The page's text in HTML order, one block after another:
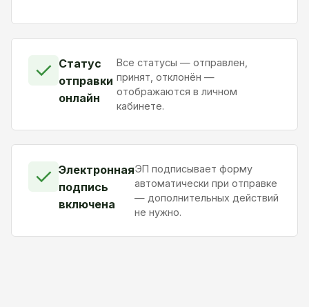
✓ Статус
отправки
онлайн
Все статусы — отправлен,
принят, отклонён —
отображаются в личном
кабинете.
✓ Электронная
подпись
включена
ЭП подписывает форму
автоматически при отправке
— дополнительных действий
не нужно.